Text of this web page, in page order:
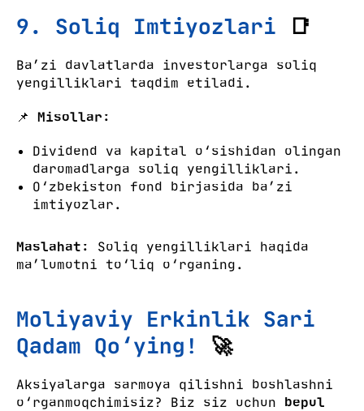
9. Soliq Imtiyozlari 📑
Ba’zi davlatlarda investorlarga soliq
yengilliklari taqdim etiladi.
📌 Misollar:
Dividend va kapital o‘sishidan olingan
daromadlarga soliq yengilliklari.
O‘zbekiston fond birjasida ba’zi
imtiyozlar.
Maslahat:
Soliq yengilliklari haqida
ma’lumotni to‘liq o‘rganing.
Moliyaviy Erkinlik Sari
Qadam Qo‘ying! 🚀
Aksiyalarga sarmoya qilishni boshlashni
o‘rganmoqchimisiz? Biz siz uchun bepul